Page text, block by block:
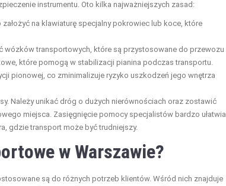
instrumentu. Oto kilka najważniejszych zasad:
na klawiaturę specjalny pokrowiec lub koce, które
wózków transportowych, które są przystosowane do przewozu
które pomogą w stabilizacji pianina podczas transportu.
pionowej, co zminimalizuje ryzyko uszkodzeń jego wnętrza
Należy unikać dróg o dużych nierównościach oraz zostawić
miejsca. Zasięgnięcie pomocy specjalistów bardzo ułatwia
gdzie transport może być trudniejszy.
w Warszawie?
są do różnych potrzeb klientów. Wśród nich znajduje